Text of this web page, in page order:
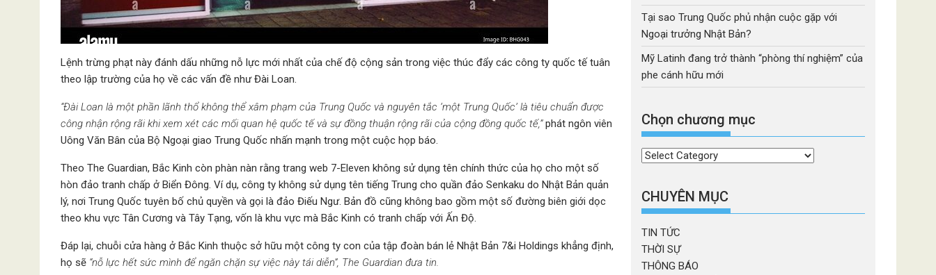
Lệnh trừng phạt này đánh dấu những nỗ lực mới nhất của chế độ cộng sản trong việc thúc đẩy các công ty quốc tế tuân
theo lập trường của họ về các vấn đề như Đài Loan.
“Đài Loan là một phần lãnh thổ không thể xâm phạm của Trung Quốc và nguyên tắc ‘một Trung Quốc’ là tiêu chuẩn được
công nhận rộng rãi khi xem xét các mối quan hệ quốc tế và sự đồng thuận rộng rãi của cộng đồng quốc tế,”phát ngôn viên
Uông Văn Bân của Bộ Ngoại giao Trung Quốc nhấn mạnh trong một cuộc họp báo.
Theo The Guardian, Bắc Kinh còn phàn nàn rằng trang web 7-Eleven không sử dụng tên chính thức của họ cho một số
hòn đảo tranh chấp ở Biển Đông. Ví dụ, công ty không sử dụng tên tiếng Trung cho quần đảo Senkaku do Nhật Bản quản
lý, nơi Trung Quốc tuyên bố chủ quyền và gọi là đảo Điếu Ngư. Bản đồ cũng không bao gồm một số đường biên giới dọc
theo khu vực Tân Cương và Tây Tạng, vốn là khu vực mà Bắc Kinh có tranh chấp với Ấn Độ.
Đáp lại, chuỗi cửa hàng ở Bắc Kinh thuộc sở hữu một công ty con của tập đoàn bán lẻ Nhật Bản 7&i Holdings khẳng định,
họ sẽ “nỗ lực hết sức mình để ngăn chặn sự việc này tái diễn”, The Guardian đưa tin.
Tại sao Trung Quốc phủ nhận cuộc gặp với
Ngoại trưởng Nhật Bản?
Mỹ Latinh đang trở thành “phòng thí nghiệm” của
phe cánh hữu mới
Chọn chương mục
Chọn
mục
CHUYÊN MỤC
TIN TỨC
THỜI SỰ
THÔNG BÁO